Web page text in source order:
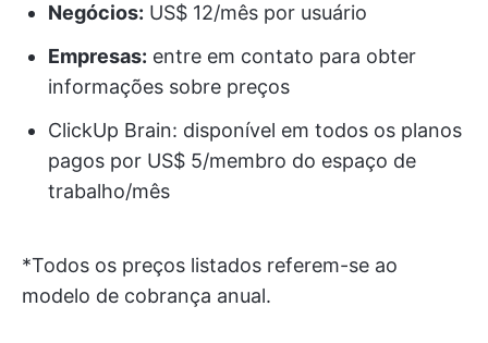
Negócios: US$ 12/mês por usuário
Empresas: entre em contato para obter
informações sobre preços
ClickUp Brain: disponível em todos os planos
pagos por US$ 5/membro do espaço de
trabalho/mês
*Todos os preços listados referem-se ao
modelo de cobrança anual.